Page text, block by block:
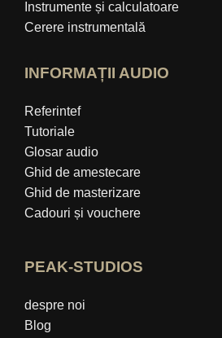
Instrumente și calculatoare
Cerere instrumentală
INFORMAȚII AUDIO
Referintef
Tutoriale
Glosar audio
Ghid de amestecare
Ghid de masterizare
Cadouri și vouchere
PEAK-STUDIOS
despre noi
Blog